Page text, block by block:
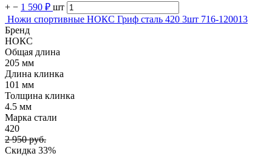
+ − 1 590 ₽ шт
Ножи спортивные НОКС Гриф сталь 420 3шт 716-120013
Бренд
НОКС
Общая длина
205 мм
Длина клинка
101 мм
Толщина клинка
4.5 мм
Марка стали
420
2 950 руб.
Скидка 33%